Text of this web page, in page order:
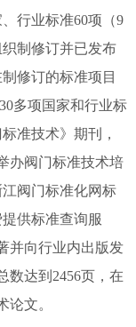
行业标准60项（9
制修订并已发布
修订的标准项目
多项国家和行业标
准技术》期刊，
办阀门标准技术培
阀门标准化网标
供标准查询服
并向行业内出版发
数达到2456页，在
论文。